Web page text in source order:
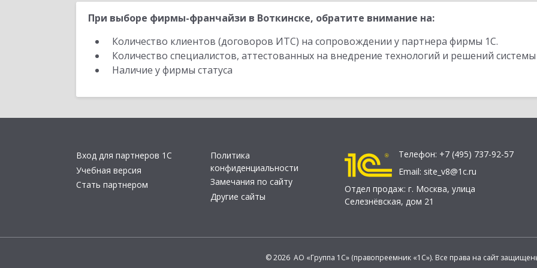
При выборе фирмы-франчайзи в Воткинске, обратите внимание на:
Количество клиентов (договоров ИТС) на сопровождении у партнера фирмы 1С.
Количество специалистов, аттестованных на внедрение технологий и решений
Наличие у фирмы статуса
Вход для партнеров 1С
Учебная версия
Стать партнером
Политика
конфиденциальности
Замечания по сайту
Другие сайты
Телефон: +7 (495) 737-92-57
Email: site_v8@1c.ru
Отдел продаж: г. Москва, улица
Селезнёвская, дом 21
© 2026 АО «Группа 1С» (правопреемник «1С»). Все права на сайт